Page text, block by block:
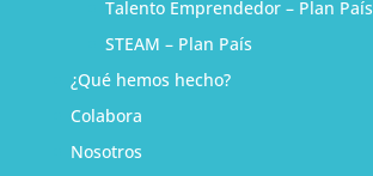
Talento Emprendedor – Plan País
STEAM – Plan País
¿Qué hemos hecho?
Colabora
Nosotros